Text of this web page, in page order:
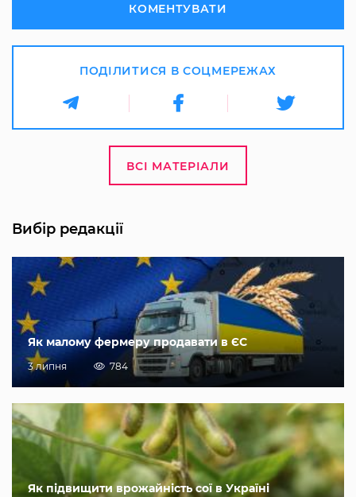
КОМЕНТУВАТИ
ПОДІЛИТИСЯ В СОЦМЕРЕЖАХ
ВСІ МАТЕРІАЛИ
Вибір редакції
Як малому фермеру продавати в ЄС
3 липня 784
Як підвищити врожайність сої в Україні